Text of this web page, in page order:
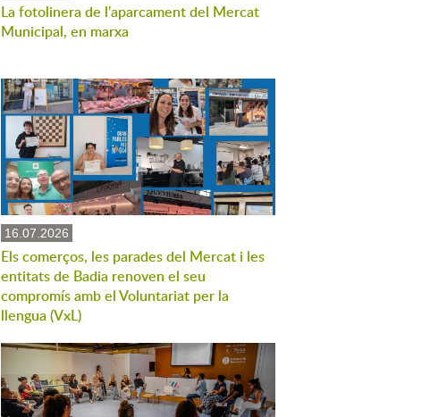
La fotolinera de l'aparcament del Mercat
Municipal, en marxa
16.07.2026
Els comerços, les parades del Mercat i les
entitats de Badia renoven el seu
compromís amb el Voluntariat per la
llengua (VxL)